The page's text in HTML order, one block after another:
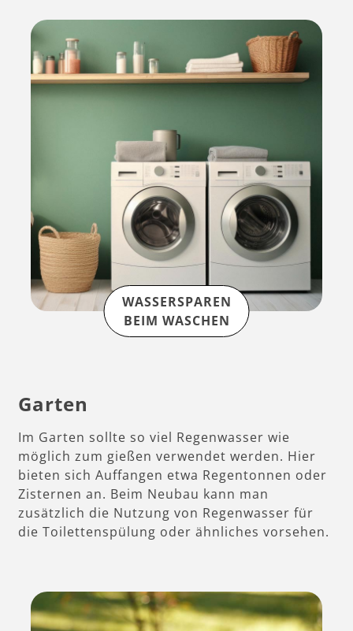
WASSERSPAREN
BEIM WASCHEN
Garten
Im Garten sollte so viel Regenwasser wie
möglich zum gießen verwendet werden. Hier
bieten sich Auffangen etwa Regentonnen oder
Zisternen an. Beim Neubau kann man
zusätzlich die Nutzung von Regenwasser für
die Toilettenspülung oder ähnliches vorsehen.